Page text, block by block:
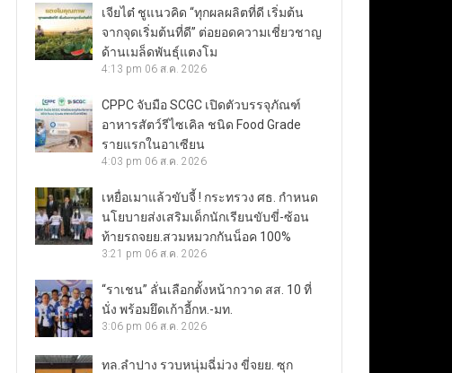
เจียไต๋ ชูแนวคิด “ทุกผลผลิตที่ดี เริ่มต้น
จากจุดเริ่มต้นที่ดี” ต่อยอดความเชี่ยวชาญ
ด้านเมล็ดพันธุ์แตงโม
4:13 pm 06 ส.ค. 2026
CPPC จับมือ SCGC เปิดตัวบรรจุภัณฑ์
อาหารสัตว์รีไซเคิล ชนิด Food Grade
รายแรกในอาเซียน
4:03 pm 06 ส.ค. 2026
เหยื่อเมาแล้วขับจี้ ! กระทรวง ศธ. กำหนด
นโยบายส่งเสริมเด็กนักเรียนขับขี่-ซ้อน
ท้ายรถจยย.สวมหมวกกันน็อค 100%
3:21 pm 06 ส.ค. 2026
“ราเชน” ลั่นเลือกตั้งหน้ากวาด สส. 10 ที่
นั่ง พร้อมยึดเก้าอี้กห.-มท.
3:06 pm 06 ส.ค. 2026
ทล.ลำปาง รวบหนุ่มฉี่ม่วง ขี่จยย. ซุก